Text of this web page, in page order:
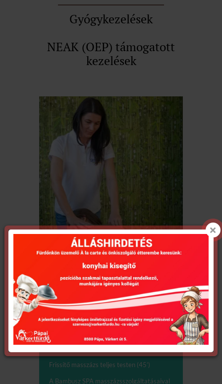
Gyógykezelések
NEAK (OEP) támogatott
kezelések
Masszázsok,
testkezelések
Frissítő masszázs teljes testen (45’)
A Bambusz SPA masszázsszolgáltatásaival